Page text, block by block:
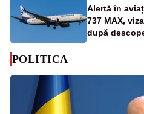
Alertă în
737 MAX,
după
POLITICA